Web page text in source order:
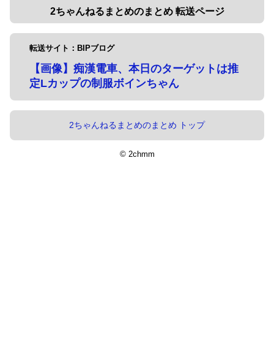
2ちゃんねるまとめのまとめ 転送ページ
転送サイト：BIPブログ
【画像】痴漢電車、本日のターゲットは推
定Lカップの制服ボインちゃん
2ちゃんねるまとめのまとめ トップ
© 2chmm